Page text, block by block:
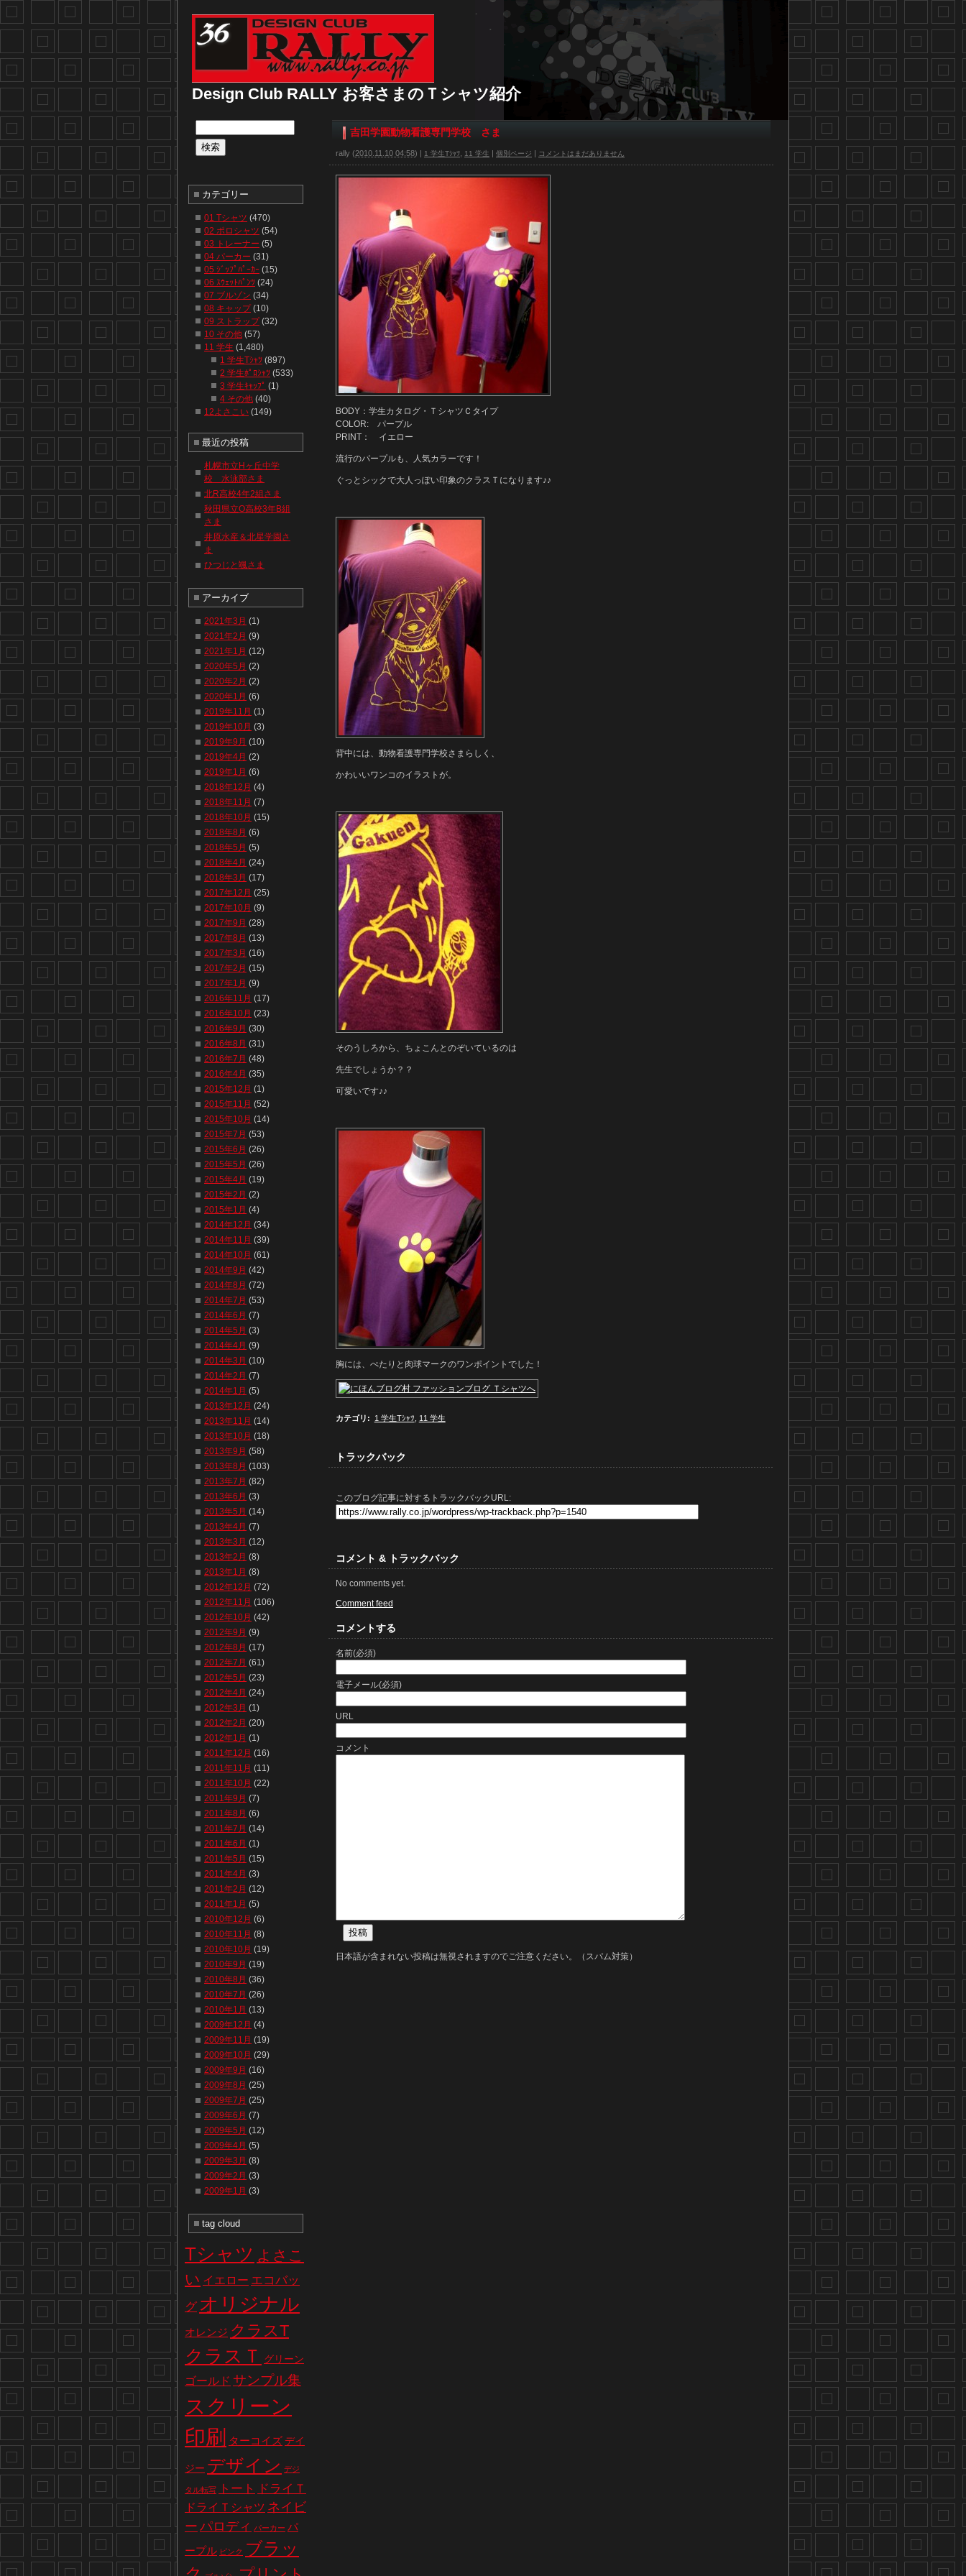
Design Club RALLY お客さまのＴシャツ紹介
吉田学園動物看護専門学校 さま
rally (2010.11.10 04:58) | 1 学生Tｼｬﾂ 11 学生 | 個別ページ | コメントはまだありません
BODY：学生カタログ・ＴシャツＣタイプ
COLOR: パープル
PRINT： イエロー
流行のパープルも、人気カラーです！
ぐっとシックで大人っぽい印象のクラスＴになります♪♪
背中には、動物看護専門学校さまらしく、
かわいいワンコのイラストが。
そのうしろから、ちょこんとのぞいているのは
先生でしょうか？？
可愛いです♪♪
胸には、ぺたりと肉球マークのワンポイントでした！
カテゴリ : 1 学生Tｼｬﾂ 11 学生
トラックバック
このブログ記事に対するトラックバックURL:
コメント & トラックバック
No comments yet.
Comment feed
コメントする
名前(必須)
電子メール(必須)
URL
コメント
日本語が含まれない投稿は無視されますのでご注意ください。（スパム対策）
カテゴリー
01 Tシャツ (470)
02 ポロシャツ (54)
03 トレーナー (5)
04 パーカー (31)
05 ｼﾞｯﾌﾟﾊﾟｰｶｰ (15)
06 ｽｳｪｯﾄﾊﾟﾝﾂ (24)
07 ブルゾン (34)
08 キャップ(10)
09 ストラップ(32)
10 その他 (57)
11 学生 (1,480)
1 学生Tｼｬﾂ (897)
2 学生ﾎﾟﾛｼｬﾂ (533)
3 学生ｷｬｯﾌﾟ (1)
4 その他 (40)
12よさこい (149)
最近の投稿
札幌市立Hヶ丘中学
校 水泳部さま
北R高校4年2組さま
秋田県立O高校3年B組
さま
井原水産＆北星学園さ
ま
ひつじと颯さま
アーカイブ
2021年3月 (1)
2021年2月 (9)
2021年1月 (12)
2020年5月 (2)
2020年2月 (2)
2020年1月 (6)
2019年11月 (1)
2019年10月 (3)
2019年9月 (10)
2019年4月 (2)
2019年1月 (6)
2018年12月 (4)
2018年11月 (7)
2018年10月 (15)
2018年8月 (6)
2018年5月 (5)
2018年4月 (24)
2018年3月 (17)
2017年12月 (25)
2017年10月 (9)
2017年9月 (28)
2017年8月 (13)
2017年3月 (16)
2017年2月 (15)
2017年1月 (9)
2016年11月 (17)
2016年10月 (23)
2016年9月 (30)
2016年8月 (31)
2016年7月 (48)
2016年4月 (35)
2015年12月 (1)
2015年11月 (52)
2015年10月 (14)
2015年7月 (53)
2015年6月 (26)
2015年5月 (26)
2015年4月 (19)
2015年2月 (2)
2015年1月 (4)
2014年12月 (34)
2014年11月 (39)
2014年10月 (61)
2014年9月 (42)
2014年8月 (72)
2014年7月 (53)
2014年6月 (7)
2014年5月 (3)
2014年4月 (9)
2014年3月 (10)
2014年2月 (7)
2014年1月 (5)
2013年12月 (24)
2013年11月 (14)
2013年10月 (18)
2013年9月 (58)
2013年8月 (103)
2013年7月 (82)
2013年6月 (3)
2013年5月 (14)
2013年4月 (7)
2013年3月 (12)
2013年2月 (8)
2013年1月 (8)
2012年12月 (72)
2012年11月 (106)
2012年10月 (42)
2012年9月 (9)
2012年8月 (17)
2012年7月 (61)
2012年5月 (23)
2012年4月 (24)
2012年3月 (1)
2012年2月 (20)
2012年1月 (1)
2011年12月 (16)
2011年11月 (11)
2011年10月 (22)
2011年9月 (7)
2011年8月 (6)
2011年7月 (14)
2011年6月 (1)
2011年5月 (15)
2011年4月 (3)
2011年2月 (12)
2011年1月 (5)
2010年12月 (6)
2010年11月 (8)
2010年10月 (19)
2010年9月 (19)
2010年8月 (36)
2010年7月 (26)
2010年1月 (13)
2009年12月 (4)
2009年11月 (19)
2009年10月 (29)
2009年9月 (16)
2009年8月 (25)
2009年7月 (25)
2009年6月 (7)
2009年5月 (12)
2009年4月 (5)
2009年3月 (8)
2009年2月 (3)
2009年1月 (3)
tag cloud
Tシャツ よさこ
い イエロー エコバッ
グ オリジナル
オレンジ クラスT
クラスＴ グリーン
ゴールド サンプル集
スクリーン
印刷
ターコイズ デイ
ジー デザイン デジ
タル転写 トート ドライＴ
ドライＴシャツ ネイビ
ー パロディ パーカー パ
ープル ピンク ブラッ